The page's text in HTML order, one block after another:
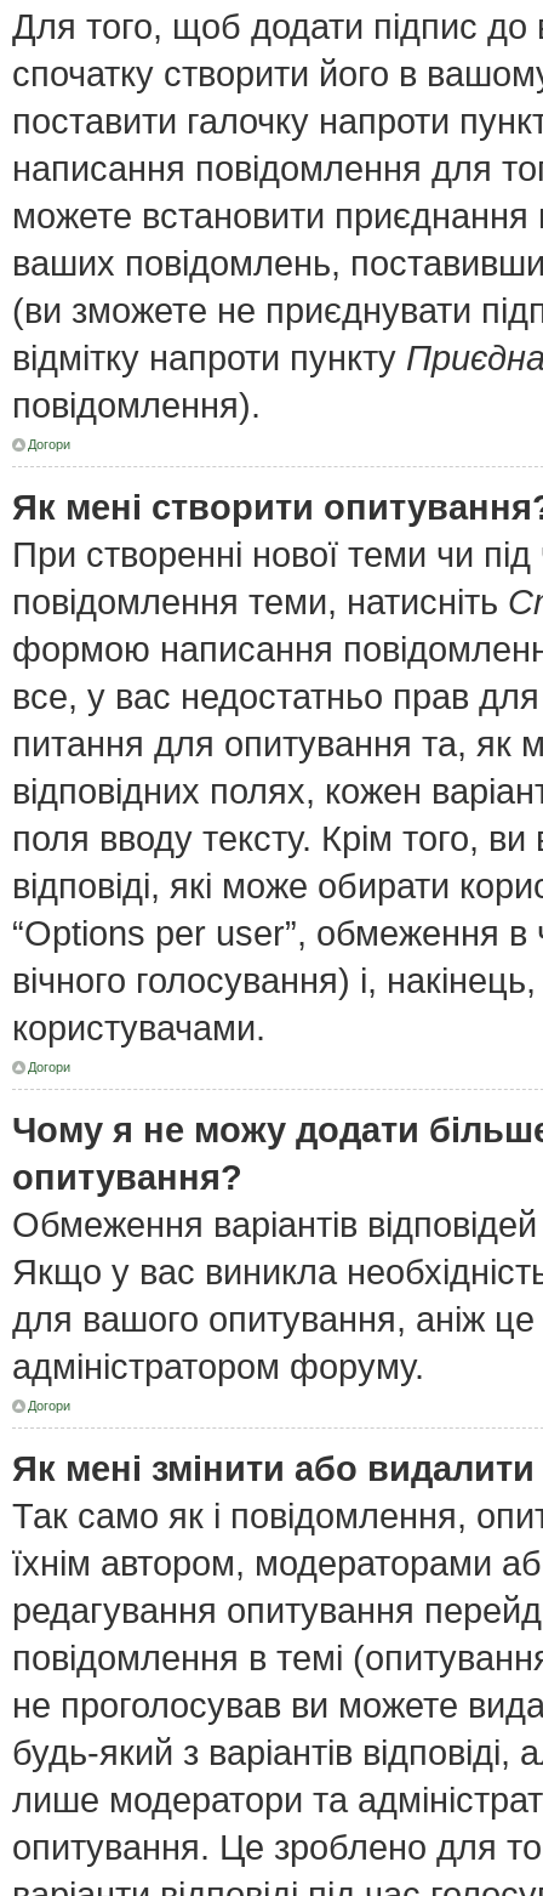
Для того, щоб додати підпис
спочатку створити його в
поставити галочку напроти
написання повідомлення для
можете встановити приєднання
ваших повідомлень, поставивши
(ви зможете не приєднувати
відмітку напроти пункту
повідомлення).
Догори
Як мені створити
При створенні нової теми чи
повідомлення теми, натисніть
формою написання
все, у вас недостатньо прав
питання для опитування та, як
відповідних полях, кожен
поля вводу тексту. Крім того, ви
відповіді, які може обирати
“Options per user”, обмеження в
вічного голосування) і,
користувачами.
Догори
Чому я не можу додати
опитування?
Обмеження варіантів
Якщо у вас виникла
для вашого опитування, аніж
адміністратором форуму.
Догори
Як мені змінити або
Так само як і повідомлення,
їхнім автором, модераторами
редагування опитування
повідомлення в темі
не проголосував ви можете
будь-який з варіантів
лише модератори та
опитування. Це зроблено для